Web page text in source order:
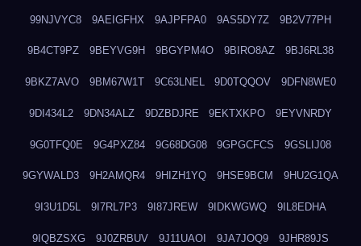
99NJVYC8 9AEIGFHX 9AJPFPA0 9AS5DY7Z 9B2V77PH
9B4CT9PZ 9BEYVG9H 9BGYPM4O 9BIRO8AZ 9BJ6RL38
9BKZ7AVO 9BM67W1T 9C63LNEL 9D0TQQOV 9DFN8WE0
9DI434L2 9DN34ALZ 9DZBDJRE 9EKTXKPO 9EYVNRDY
9G0TFQ0E 9G4PXZ84 9G68DG08 9GPGCFCS 9GSLIJ08
9GYWALD3 9H2AMQR4 9HIZH1YQ 9HSE9BCM 9HU2G1QA
9I3U1D5L 9I7RL7P3 9I87JREW 9IDKWGWQ 9IL8EDHA
9IQBZSXG 9J0ZRBUV 9J11UAOI 9JA7JOQ9 9JHR89JS